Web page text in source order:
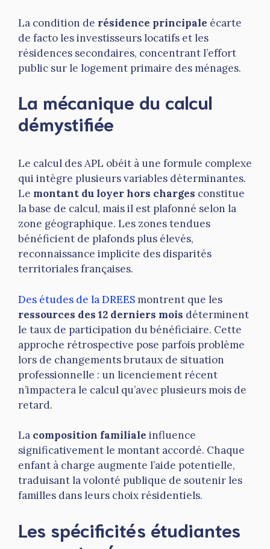
La condition de résidence principale écarte
de facto les investisseurs locatifs et les
résidences secondaires, concentrant l’effort
public sur le logement primaire des ménages.
La mécanique du calcul
démystifiée
Le calcul des APL obéit à une formule complexe
qui intègre plusieurs variables déterminantes.
Le montant du loyer hors charges constitue
la base de calcul, mais il est plafonné selon la
zone géographique. Les zones tendues
bénéficient de plafonds plus élevés,
reconnaissance implicite des disparités
territoriales françaises.
Des études de la DREES montrent que les
ressources des 12 derniers mois déterminent
le taux de participation du bénéficiaire. Cette
approche rétrospective pose parfois problème
lors de changements brutaux de situation
professionnelle : un licenciement récent
n’impactera le calcul qu’avec plusieurs mois de
retard.
La composition familiale influence
significativement le montant accordé. Chaque
enfant à charge augmente l’aide potentielle,
traduisant la volonté publique de soutenir les
familles dans leurs choix résidentiels.
Les spécificités étudiantes